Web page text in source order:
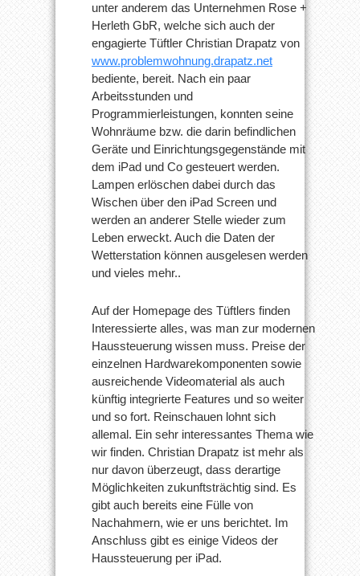
unter anderem das Unternehmen Rose +
Herleth GbR, welche sich auch der
engagierte Tüftler Christian Drapatz von
www.problemwohnung.drapatz.net
bediente, bereit. Nach ein paar
Arbeitsstunden und
Programmierleistungen, konnten seine
Wohnräume bzw. die darin befindlichen
Geräte und Einrichtungsgegenstände mit
dem iPad und Co gesteuert werden.
Lampen erlöschen dabei durch das
Wischen über den iPad Screen und
werden an anderer Stelle wieder zum
Leben erweckt. Auch die Daten der
Wetterstation können ausgelesen werden
und vieles mehr..
Auf der Homepage des Tüftlers finden
Interessierte alles, was man zur modernen
Haussteuerung wissen muss. Preise der
einzelnen Hardwarekomponenten sowie
ausreichende Videomaterial als auch
künftig integrierte Features und so weiter
und so fort. Reinschauen lohnt sich
allemal. Ein sehr interessantes Thema wie
wir finden. Christian Drapatz ist mehr als
nur davon überzeugt, dass derartige
Möglichkeiten zukunftsträchtig sind. Es
gibt auch bereits eine Fülle von
Nachahmern, wie er uns berichtet. Im
Anschluss gibt es einige Videos der
Haussteuerung per iPad.